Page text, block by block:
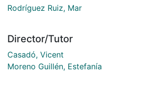
Rodríguez Ruiz, Mar
Director/Tutor
Casadó, Vicent
Moreno Guillén, Estefanía